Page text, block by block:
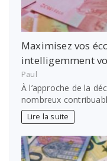
Maximisez vos
intelligemment
Paul
À l’approche de la
nombreux
Lire la suite